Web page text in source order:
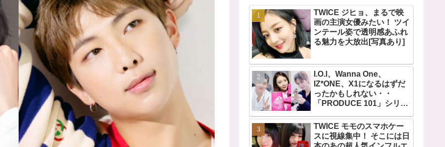
TWICE ジヒョ、まるで映
画の主演女優みたい！ ツイ
ンテール姿で透明感あふれ
る魅力を大放出[写真あり]
I.O.I、Wanna One、
IZ*ONE、X1になるはずだ
ったかもしれない・・
「PRODUCE 101」シリー
せられた練習生12人の氏名
が公表
TWICE モモのスマホケー
スに視線集中！ そこには日